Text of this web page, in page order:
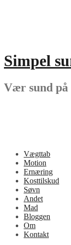
Simpel
Vær sund på
Vægttab
Motion
Ernæring
Kosttilskud
Søvn
Andet
Mad
Bloggen
Om
Kontakt